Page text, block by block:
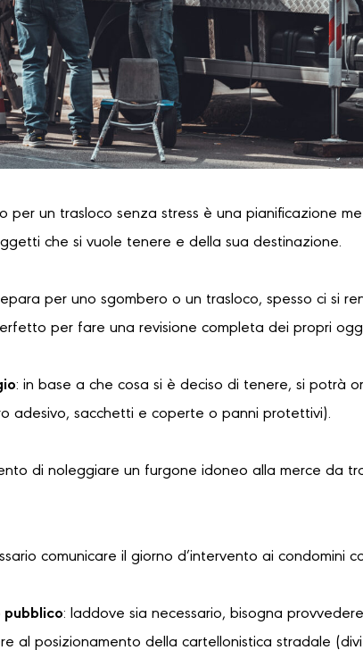
per un trasloco senza stress è una pianificazione
che si vuole tenere e della sua destinazione.
per uno sgombero o un trasloco, spesso ci si
per fare una revisione completa dei propri
: in base a che cosa si è deciso di tenere, si potrà
adesivo, sacchetti e coperte o panni protettivi).
di noleggiare un furgone idoneo alla merce da
comunicare il giorno d’intervento ai condomini
pubblico: laddove sia necessario, bisogna
al posizionamento della cartellonistica stradale